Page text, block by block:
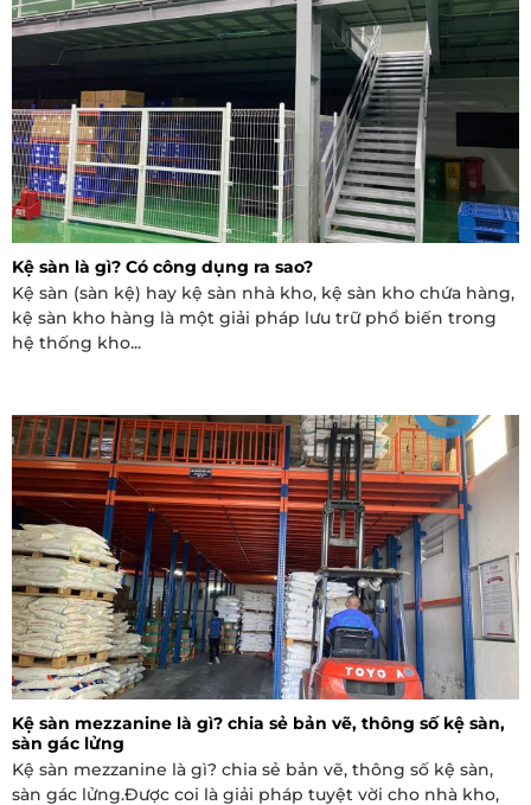
Kệ sàn là gì? Có công dụng ra sao?
Kệ sàn (sàn kệ) hay kệ sàn nhà kho, kệ sàn kho chứa hàng,
kệ sàn kho hàng là một giải pháp lưu trữ phổ biến trong
hệ thống kho...
Kệ sàn mezzanine là gì? chia sẻ bản vẽ, thông số kệ sàn,
sàn gác lửng
Kệ sàn mezzanine là gì? chia sẻ bản vẽ, thông số kệ sàn,
sàn gác lửng.Được coi là giải pháp tuyệt vời cho nhà kho,